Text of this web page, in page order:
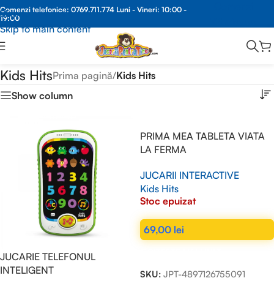
Skip to navigation
Skip to main content
Comenzi telefonice: 0769.711.774 Luni - Vineri: 10:00 -
19:00
Kids HitsPrima pagină/Kids Hits
Show column
JUCARIE TELEFONUL
INTELIGENT
PRIMA MEA TABLETA VIATA
LA FERMA
JUCARII INTERACTIVE
Kids Hits
Stoc epuizat
69,00 lei
SKU: JPT-4897126755091